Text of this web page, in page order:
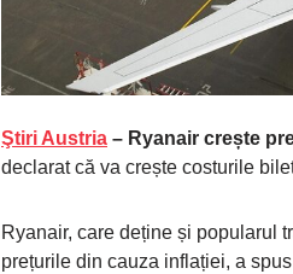
Ştiri Austria – Ryanair crește
declarat că va crește costurile
Ryanair, care deține și popularul
prețurile din cauza inflației, a